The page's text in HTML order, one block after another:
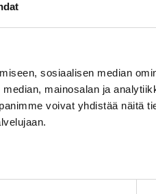
sosiaalisen median
mainosalan ja
voivat yhdistää näitä
YHTEYSTIEDOT